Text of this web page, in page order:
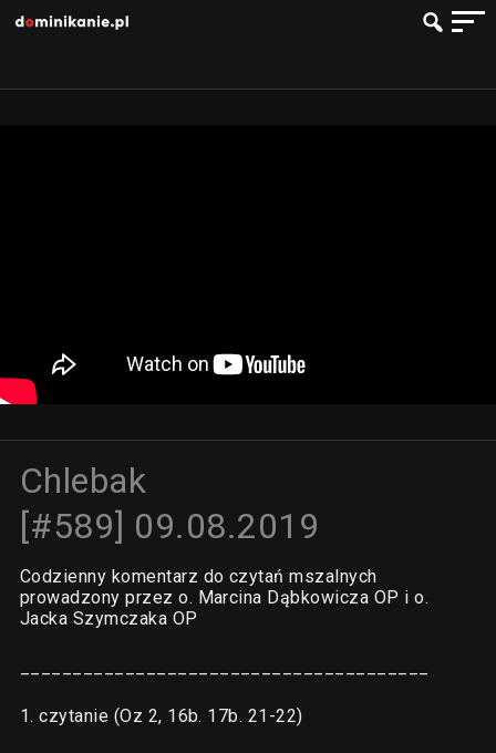
Chlebak
[#589] 09.08.2019
Codzienny komentarz do czytań mszalnych
prowadzony przez o. Marcina Dąbkowicza OP i o.
Jacka Szymczaka OP
1. czytanie (Oz 2, 16b. 17b. 21-22)